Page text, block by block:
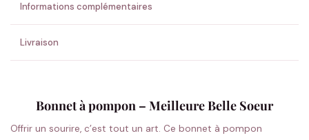
Informations complémentaires
Livraison
Bonnet à pompon – Meilleure Belle Soeur
Offrir un sourire, c’est tout un art. Ce bonnet à pompon